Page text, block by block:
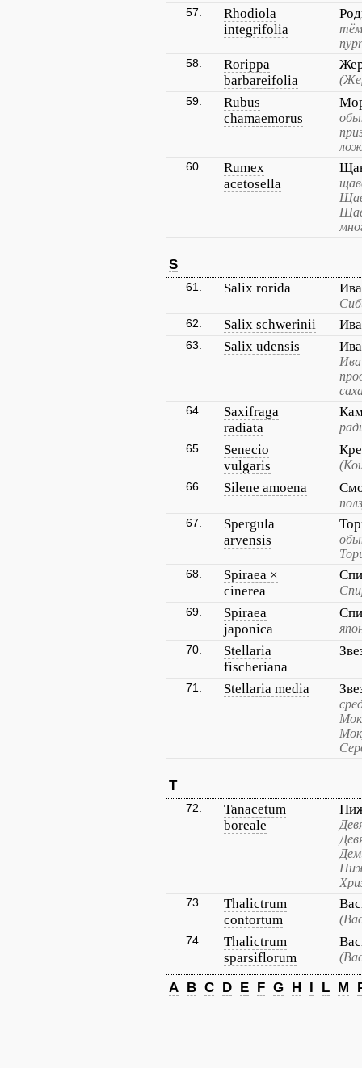
57.
Rhodiola
integrifolia
58.
Rorippa
barbareifolia
59.
Rubus
chamaemorus
60.
Rumex
acetosella
S
61. Salix rorida
62. Salix schwerinii
63. Salix udensis
64.
Saxifraga
radiata
65.
Senecio
vulgaris
66. Silene amoena
67.
Spergula
arvensis
68.
Spiraea ×
cinerea
69.
Spiraea
japonica
70.
Stellaria
fischeriana
71. Stellaria media
T
72.
Tanacetum
boreale
73.
Thalictrum
contortum
74.
Thalictrum
sparsiflorum
A B C D E F G H I L M